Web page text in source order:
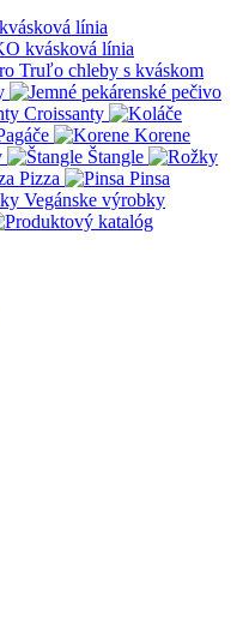
línia
kvásková línia
Truľo chleby s kváskom
Croissanty
Korene
Štangle
Pizza
Pinsa
Vegánske výrobky